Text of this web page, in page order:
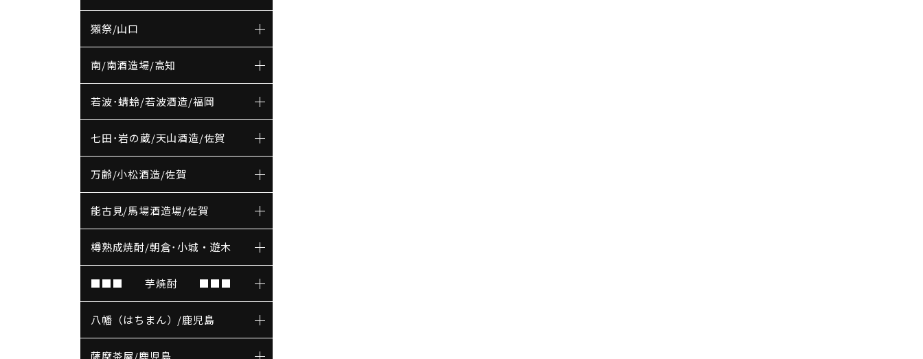
獺祭/山口
南/南酒造場/高知
若波･蜻蛉/若波酒造/福岡
七田･岩の蔵/天山酒造/佐賀
万齢/小松酒造/佐賀
能古見/馬場酒造場/佐賀
樽熟成焼酎/朝倉･小城・遊木
■■■ 芋焼酎 ■■■
八幡（はちまん）/鹿児島
薩摩茶屋/鹿児島